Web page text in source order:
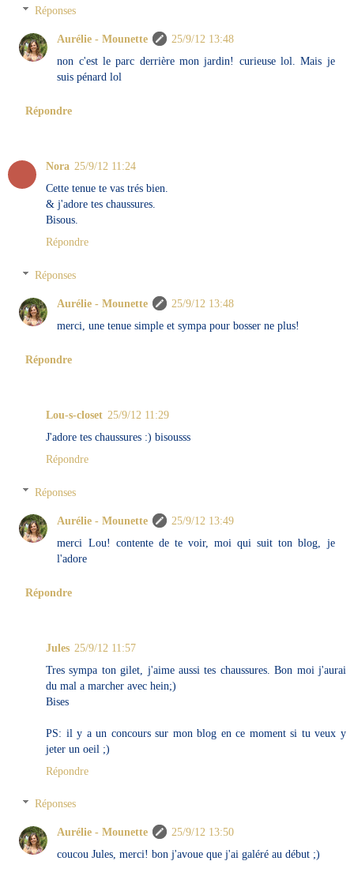
Réponses
Aurélie - Mounette
25/9/12 13:48
non c'est le parc derrière mon jardin! curieuse lol. Mais je
suis pénard lol
Répondre
Nora 25/9/12 11:24
Cette tenue te vas trés bien.
& j'adore tes chaussures.
Bisous.
Répondre
Réponses
Aurélie - Mounette
25/9/12 13:48
merci, une tenue simple et sympa pour bosser ne plus!
Répondre
Lou-s-closet 25/9/12 11:29
J'adore tes chaussures :) bisousss
Répondre
Réponses
Aurélie - Mounette
25/9/12 13:49
merci Lou! contente de te voir, moi qui suit ton blog, je
l'adore
Répondre
Jules 25/9/12 11:57
Tres sympa ton gilet, j'aime aussi tes chaussures. Bon moi j'aurai
du mal a marcher avec hein;)
Bises
PS: il y a un concours sur mon blog en ce moment si tu veux y
jeter un oeil ;)
Répondre
Réponses
Aurélie - Mounette
25/9/12 13:50
coucou Jules, merci! bon j'avoue que j'ai galéré au début ;)